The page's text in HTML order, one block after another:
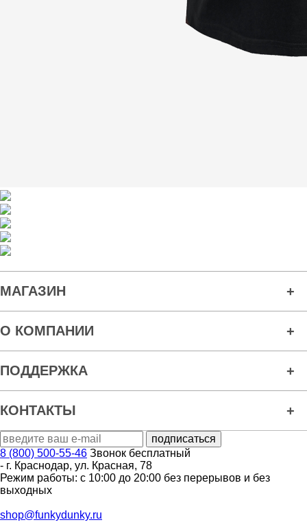
МАГАЗИН
О КОМПАНИИ
ПОДДЕРЖКА
КОНТАКТЫ
8 (800) 500-55-46 Звонок бесплатный
- г. Краснодар, ул. Красная, 78
Режим работы: с 10:00 до 20:00 без перерывов и без
выходных
shop@funkydunky.ru